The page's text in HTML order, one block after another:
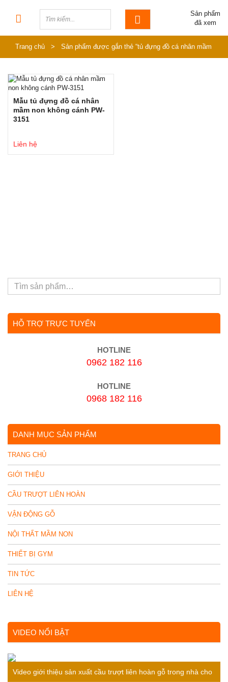
Sản phẩm
đã xem
Trang chủ > Sản phẩm được gắn thẻ “tủ đựng đồ cá nhân mầm
Mẫu tủ đựng đồ cá nhân
mầm non không cánh PW-
3151
Liên hệ
HỖ TRỢ TRỰC TUYẾN
HOTLINE
0962 182 116
HOTLINE
0968 182 116
DANH MỤC SẢN PHẨM
TRANG CHỦ
GIỚI THIỆU
CẦU TRƯỢT LIÊN HOÀN
VẬN ĐỘNG GỖ
NỘI THẤT MẦM NON
THIẾT BỊ GYM
TIN TỨC
LIÊN HỆ
VIDEO NỔI BẬT
Video giới thiệu sản xuất cầu trượt liên hoàn gỗ trong nhà cho